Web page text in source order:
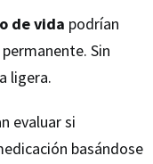
de vida podrían
Sin
ligera.
evaluar si
basándose